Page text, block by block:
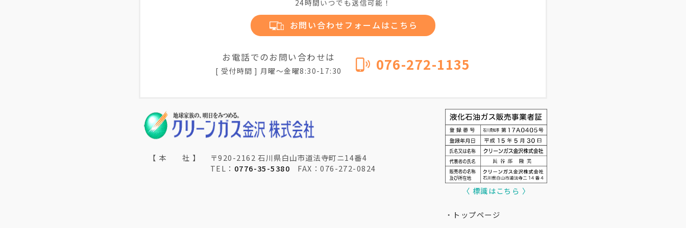
24時間いつでも送信可能！
お問い合わせフォームはこちら
お電話でのお問い合わせは
[ 受付時間 ] 月曜〜金曜8:30-17:30 076-272-1135
【 本 社 】
〒920-2162 石川県白山市道法寺町ニ14番4
TEL： 0776-35-5380 FAX：076-272-0824
〈 標識はこちら 〉
トップページ